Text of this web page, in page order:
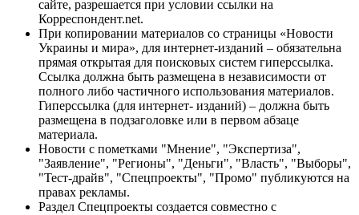
сайте, разрешается при условии ссылки на
Корреспондент.net.
При копировании материалов со страницы «Новости
Украины и мира», для интернет-изданий – обязательна
прямая открытая для поисковых систем гиперссылка.
Ссылка должна быть размещена в независимости от
полного либо частичного использования материалов.
Гиперссылка (для интернет- изданий) – должна быть
размещена в подзаголовке или в первом абзаце
материала.
Новости с пометками "Мнение", "Экспертиза",
"Заявление", "Регионы", "Деньги", "Власть", "Выборы",
"Тест-драйв", "Спецпроекты", "Промо" публикуются на
правах рекламы.
Раздел Спецпроекты создается совместно с